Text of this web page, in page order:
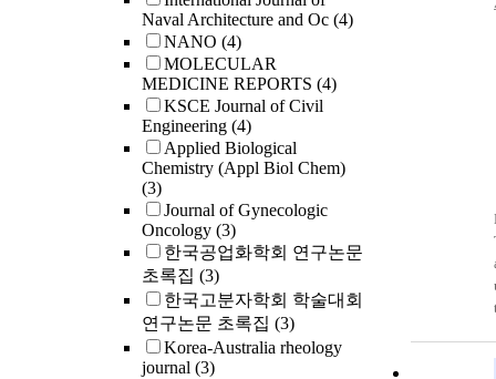
Naval Architecture and Oc (4)
NANO (4)
MOLECULAR
MEDICINE REPORTS (4)
KSCE Journal of Civil
Engineering (4)
Applied Biological
Chemistry (Appl Biol Chem)
(3)
Journal of Gynecologic
Oncology (3)
한국공업화학회 연구논문
초록집 (3)
한국고분자학회 학술대회
연구논문 초록집 (3)
Korea-Australia rheology
journal (3)